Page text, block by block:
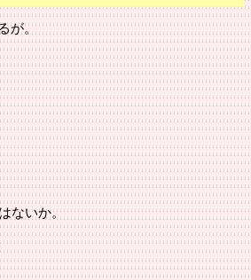
が。
ないか。